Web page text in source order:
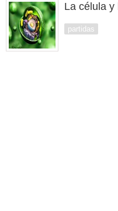
La célula y
partidas